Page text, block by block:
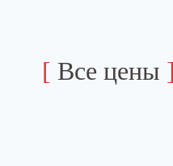
[ Все цены ]